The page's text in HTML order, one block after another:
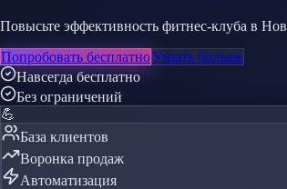
Повысьте эффективность фитнес-клуба в
Попробовать бесплатноУзнать больше
Навсегда бесплатно
Без ограничений
💪
База клиентов
Воронка продаж
Автоматизация